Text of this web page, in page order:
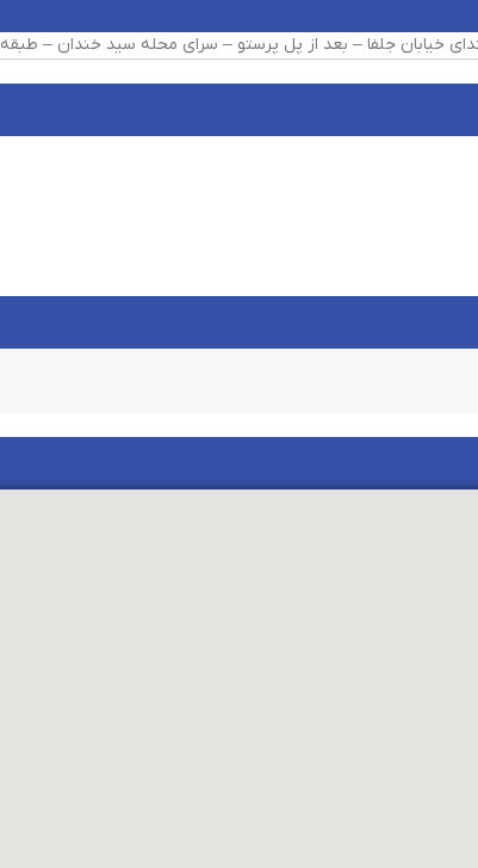
– بعد از پل پرستو – سرای محله سید خندان – طبقه ۳ – باشگاه بلانکو شعبه ۲